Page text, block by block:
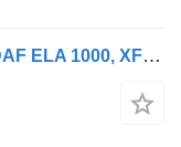
K075169N50 secador de aire para DAF ELA 1000, XF106, MX-13340, EURO6 cabeza tractora